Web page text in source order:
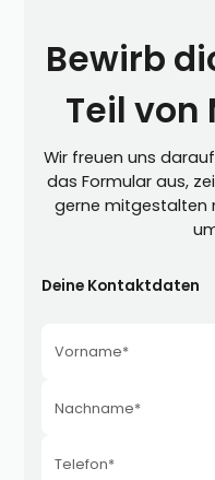
Bewirb
Teil
Wir freuen uns
das Formular aus,
gerne mitgestalten
Deine Kontaktdaten
Vorname*
Nachname*
Telefon*